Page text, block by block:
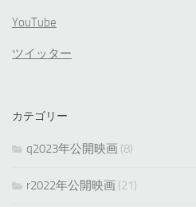
YouTube
ツイッター
カテゴリー
q2023年公開映画 (8)
r2022年公開映画 (21)